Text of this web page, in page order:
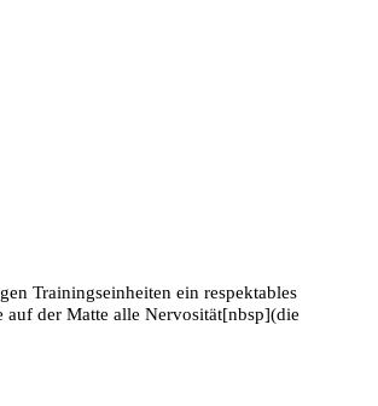
Trainingseinheiten ein respektables
der Matte alle Nervosität[nbsp](die